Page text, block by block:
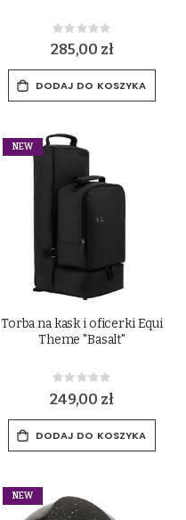
Rating:
0%
285,00 zł
DODAJ DO KOSZYKA
NEW
Torba na kask i oficerki Equi
Theme "Basalt"
Rating:
0%
249,00 zł
DODAJ DO KOSZYKA
NEW